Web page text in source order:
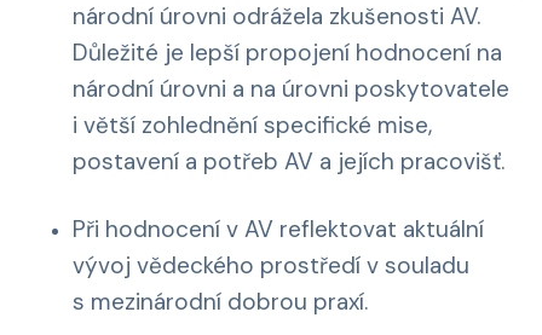
národní úrovni odrážela zkušenosti AV.
Důležité je lepší propojení hodnocení na
národní úrovni a na úrovni poskytovatele
i větší zohlednění specifické mise,
postavení a potřeb AV a jejích pracovišť.
Při hodnocení v AV reflektovat aktuální
vývoj vědeckého prostředí v souladu
s mezinárodní dobrou praxí.